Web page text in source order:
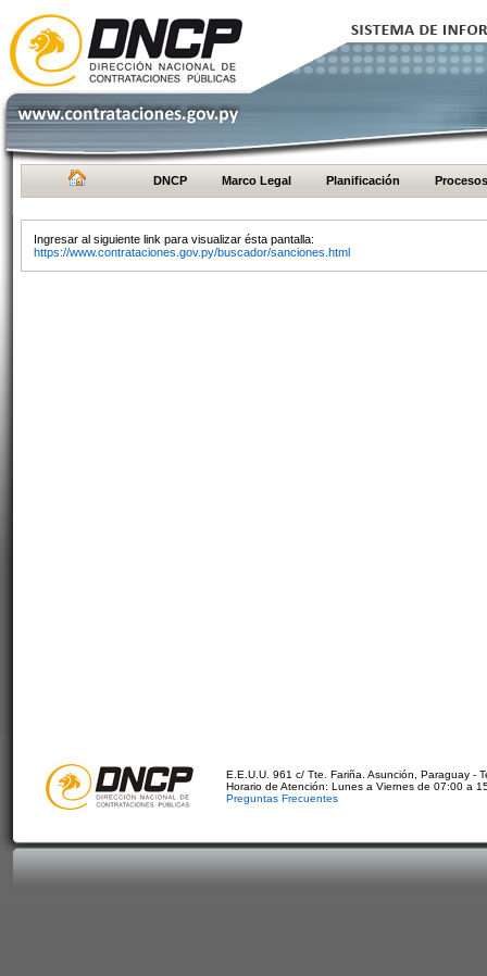
DNCP Marco Legal Planificación Procesos
Ingresar al siguiente link para visualizar ésta pantalla:
https://www.contrataciones.gov.py/buscador/sanciones.html
E.E.U.U. 961 c/ Tte. Fariña. Asunción, Paraguay -
Horario de Atención: Lunes a Viernes de 07:00 a
Preguntas Frecuentes